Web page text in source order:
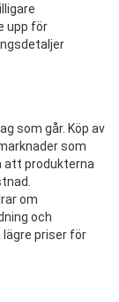
upp för
som går. Köp av
som
att produkterna
om
och
priser för